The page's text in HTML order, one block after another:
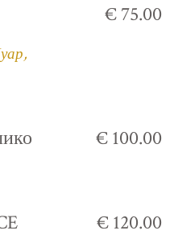
€ 75.00
€ 100.00
€ 120.00